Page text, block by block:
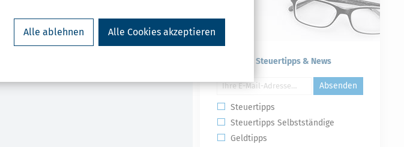
Alle ablehnen Alle Cookies akzeptieren
Druckversion
Kostenlose Steuertipps & News
Absenden
Steuertipps
Steuertipps Selbstständige
Geldtipps